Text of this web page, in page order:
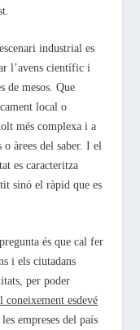
industrial es
l’avens científic i
de mesos. Que
local o
més complexa i a
àrees del saber. I el
es caracteritza
sinó el ràpid que es
és que cal fer
i els ciutadans
per poder
coneixement esdevé
empreses del país